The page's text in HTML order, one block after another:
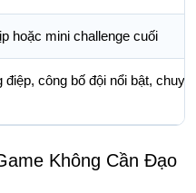
hoặc mini challenge cuối
điệp, công bố đội nổi bật,
Không Cần Đạo